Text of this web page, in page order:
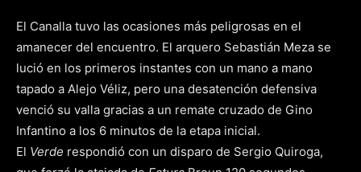
El Canalla tuvo las ocasiones más peligrosas en el
amanecer del encuentro. El arquero Sebastián Meza se
lució en los primeros instantes con un mano a mano
tapado a Alejo Véliz, pero una desatención defensiva
venció su valla gracias a un remate cruzado de Gino
Infantino a los 6 minutos de la etapa inicial.
El Verde respondió con un disparo de Sergio Quiroga,